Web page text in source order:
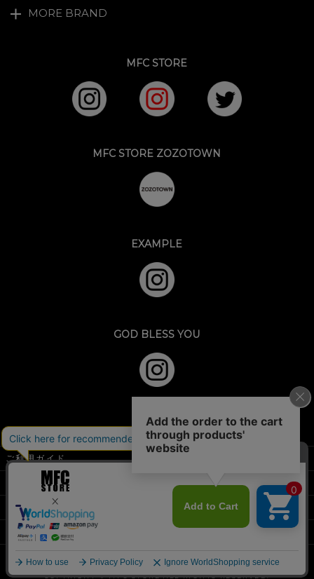
MORE BRAND
MFC STORE
MFC STORE ZOZOTOWN
EXAMPLE
GOD BLESS YOU
ご利用ガイド
特定商取引法に基づく表示
個人情報の取扱
お問い合わせフォーム
COPYRIGHT © MFC STORE ALL RIGHTS RESERVED.